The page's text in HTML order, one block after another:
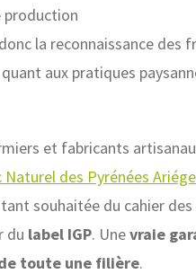
production
la reconnaissance des
aux pratiques
et fabricants
Naturel des Pyrénées
souhaitée du cahier
du label IGP. Unevraie
toute une filière.